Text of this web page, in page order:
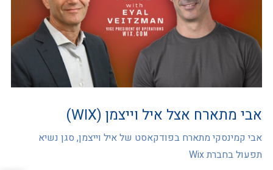
אבי מתארח אצל איל וייצמן (WIX)
אבי קמינסקי מתארח בפודקאסט של איל וייצמן, סגן נשיא
תפעול בחברת Wix